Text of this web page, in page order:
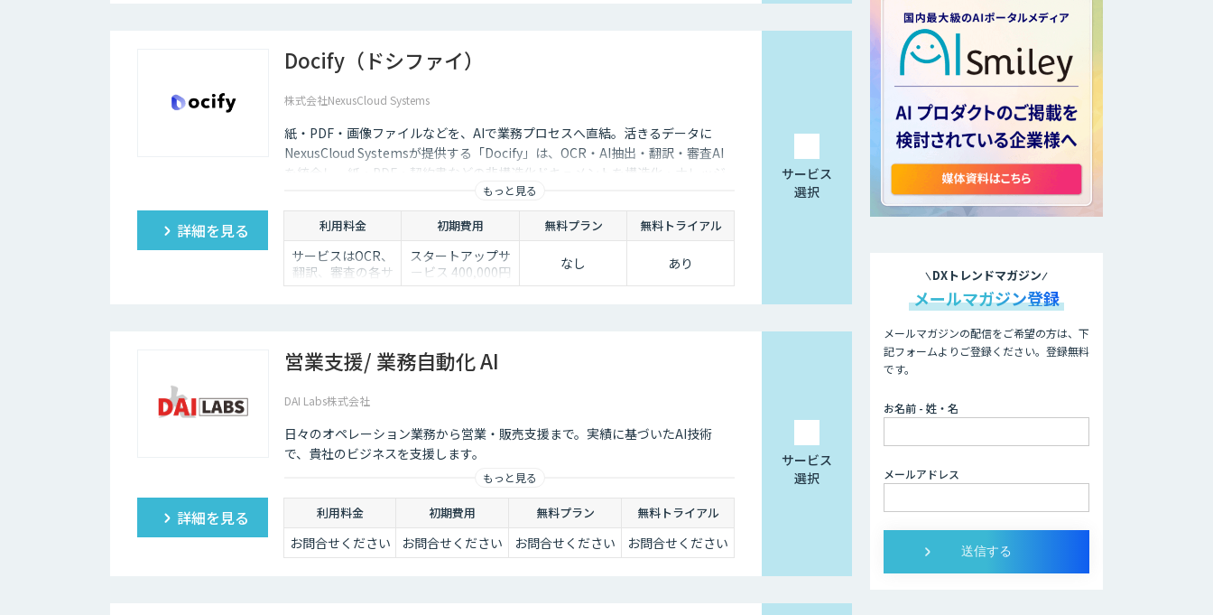
20,000円）
③ビジネス版：
1,500,000円（個社
④Dify個別開発：
個社別お見積り
⑤スクラッチ開
⑥有償保守：
10,000円/30,000
円/50,000円
円）/
フェーズ③以降：
Docify（ドシファイ）
株式会社NexusCloud Systems
紙・PDF・画像ファイルなどを、AIで業務プロセスへ直結。活きるデータに
NexusCloud Systemsが提供する「Docify」は、OCR・AI抽出・翻訳・審査AI
を統合し、紙・PDF・契約書などの非構造化ドキュメントを構造化・ナレッジ
化し、AIエージェントによる業務自動化まで実現するAIプラットフォームで
す。
もっと見る
詳細を見る 利用料金 初期費用 無料プラン 無料トライアル
サービスはOCR、
翻訳、審査の各サ
ービスの基本使用
（基本利用料）
・1サービスあた
料）
・1ポイント1円相
ジット
・各サービス毎の
利用ポイントは以
下の通り
OCR 5ポイ
スタートアップサ
ービス 400,000円
より（別途個別見
なし あり
サービス
選択
営業支援/ 業務自動化 AI
DAI Labs株式会社
日々のオペレーション業務から営業・販売支援まで。実績に基づいたAI技術
で、貴社のビジネスを支援します。
もっと見る
詳細を見る 利用料金 初期費用 無料プラン 無料トライアル
お問合せください お問合せください お問合せください お問合せください
サービス
選択
DXトレンドマガジン
メールマガジン登録
メールマガジンの配信をご希望の方は、下
記フォームよりご登録ください。登録無料
です。
お名前 - 姓・名
メールアドレス